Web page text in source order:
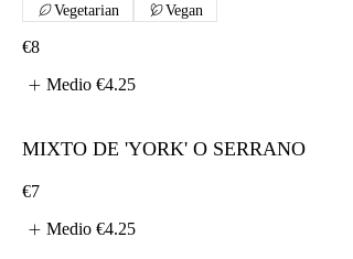
€8
Vegetarian Vegan
Medio €4.25
MIXTO DE 'YORK' O SERRANO
€7
Medio €4.25